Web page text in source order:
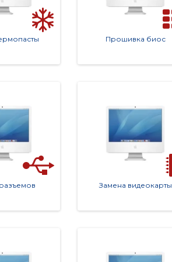
Прошивка биос
Замена видеокарты